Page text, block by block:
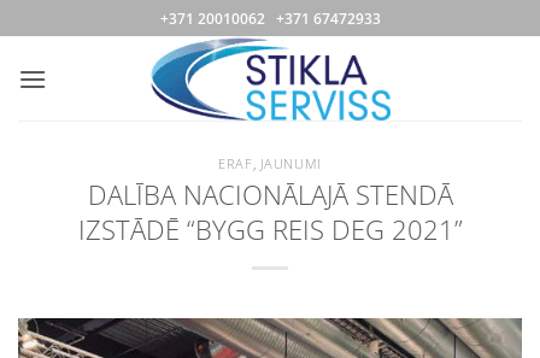
to
content
+371 20010062 +371 67472933
ERAF , JAUNUMI
DALĪBA NACIONĀLAJĀ STENDĀ
IZSTĀDĒ “BYGG REIS DEG 2021”